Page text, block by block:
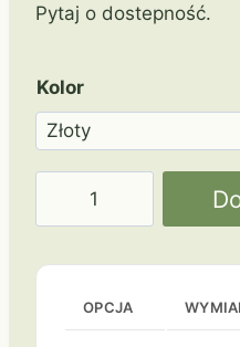
Pytaj o dostepność.
Kolor
Zł-
OPCJA